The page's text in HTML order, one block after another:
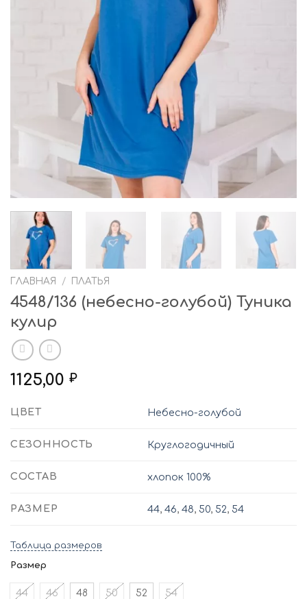
ГЛАВНАЯ / ПЛАТЬЯ
4548/136 (небесно-голубой) Туника
кулир
1125,00 ₽
ЦВЕТ Небесно-голубой
СЕЗОННОСТЬ Круглогодичный
СОСТАВ хлопок 100%
РАЗМЕР 44,46,48, 50, 52, 54
Таблица размеров
Размер
44 46 48 50 52 54